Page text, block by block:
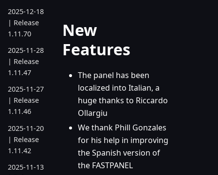
2025-12-18
| Release
1.11.70
2025-11-28
| Release
1.11.47
2025-11-27
| Release
1.11.46
2025-11-20
| Release
1.11.42
2025-11-13
New
Features
The panel has been
localized into Italian, a
huge thanks to Riccardo
Ollargiu
We thank Phill Gonzales
for his help in improving
the Spanish version of
the FASTPANEL